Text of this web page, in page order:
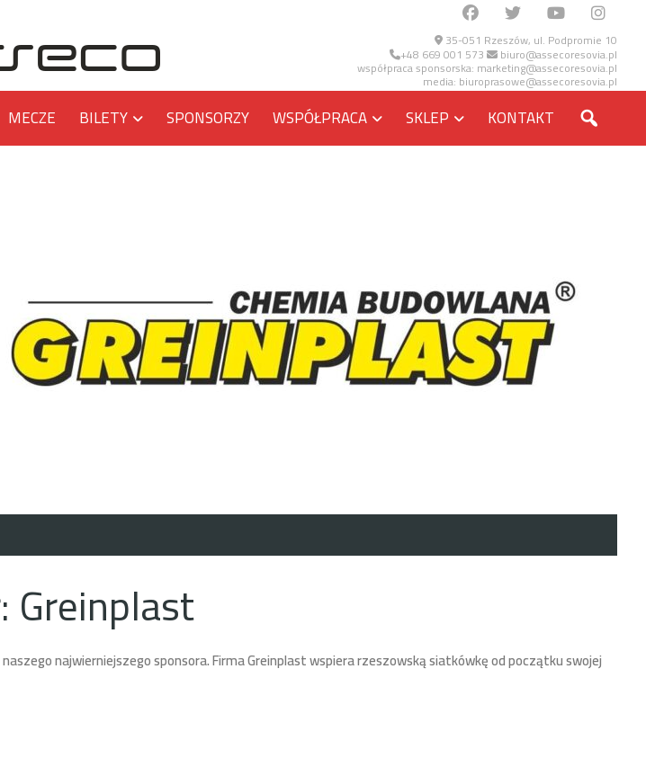
35-051 Rzeszów, ul. Podpromie 10
+48 669 001 573 biuro@assecoresovia.pl
współpraca sponsorska: marketing@assecoresovia.pl
media: biuroprasowe@assecoresovia.pl
MECZE BILETY SPONSORZY WSPÓŁPRACA SKLEP KONTAKT
Greinplast
najwierniejszego sponsora. Firma Greinplast wspiera rzeszowską siatkówkę od początku swojej